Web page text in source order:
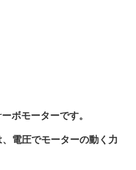
ボモーターです。
電圧でモーターの動く力